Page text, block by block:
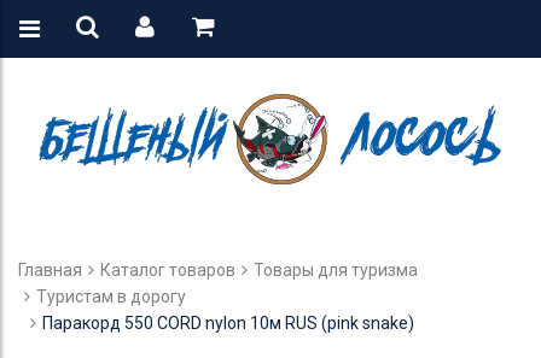
Главная Каталог товаров
Товары для туризма
Туристам в дорогу
Паракорд 550 CORD nylon 10м RUS (pink snake)